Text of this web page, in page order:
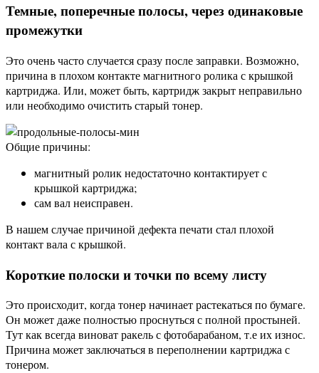
Темные, поперечные полосы, через одинаковые
промежутки
Это очень часто случается сразу после заправки. Возможно,
причина в плохом контакте магнитного ролика с крышкой
картриджа. Или, может быть, картридж закрыт неправильно
или необходимо очистить старый тонер.
Общие причины:
магнитный ролик недостаточно контактирует с
крышкой картриджа;
сам вал неисправен.
В нашем случае причиной дефекта печати стал плохой
контакт вала с крышкой.
Короткие полоски и точки по всему листу
Это происходит, когда тонер начинает растекаться по бумаге.
Он может даже полностью проснуться с полной простыней.
Тут как всегда виноват ракель с фотобарабаном, т.е их износ.
Причина может заключаться в переполнении картриджа с
тонером.